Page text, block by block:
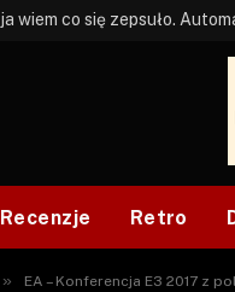
Recenzje Retro
» EA – Konferencja E3 2017 z